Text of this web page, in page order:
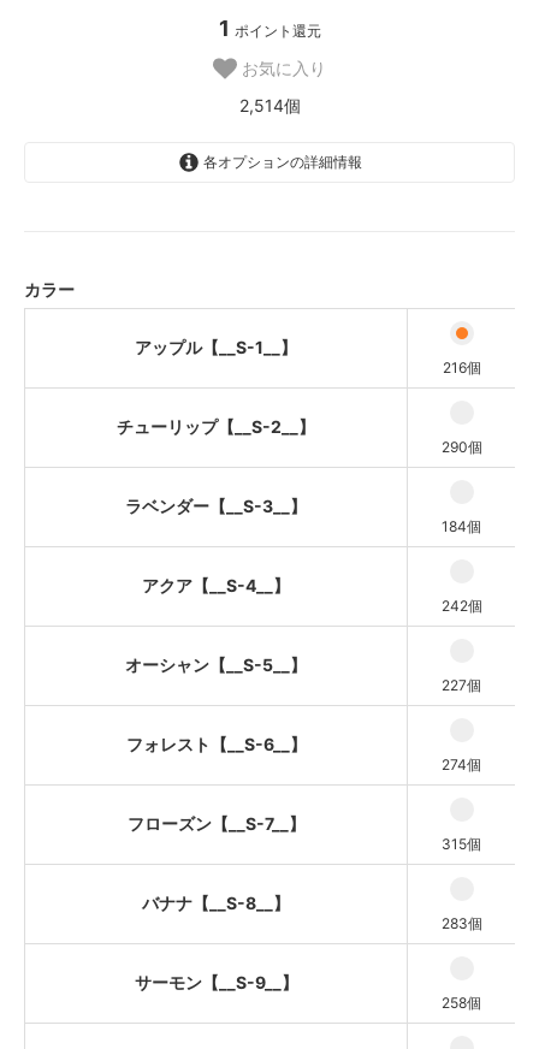
1 ポイント還元
お気に入り
2,514個
各オプションの詳細情報
カラー
アップル【__S-1__】
216個
チューリップ【__S-2__】
290個
ラベンダー【__S-3__】
184個
アクア【__S-4__】
242個
オーシャン【__S-5__】
227個
フォレスト【__S-6__】
274個
フローズン【__S-7__】
315個
バナナ【__S-8__】
283個
サーモン【__S-9__】
258個